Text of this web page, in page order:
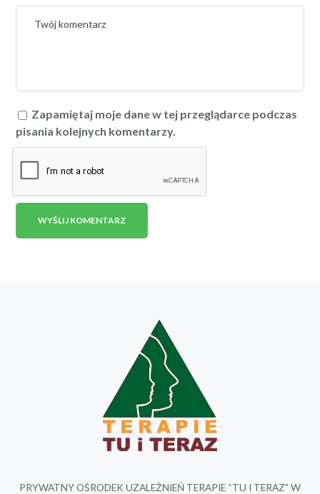
Zapamiętaj moje dane w tej przeglądarce podczas
pisania kolejnych komentarzy.
PRYWATNY OŚRODEK UZALEŻNIEŃ TERAPIE “TU I TERAZ” W